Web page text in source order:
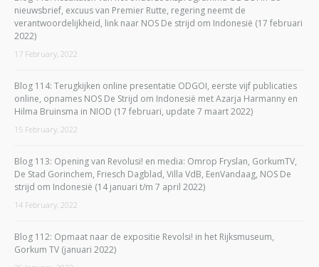
nieuwsbrief, excuus van Premier Rutte, regering neemt de
verantwoordelijkheid, link naar NOS De strijd om Indonesië (17 februari
2022)
17 February, 2022
Blog 114: Terugkijken online presentatie ODGOI, eerste vijf publicaties
online, opnames NOS De Strijd om Indonesië met Azarja Harmanny en
Hilma Bruinsma in NIOD (17 februari, update 7 maart 2022)
15 February, 2022
Blog 113: Opening van Revolusi! en media: Omrop Fryslan, GorkumTV,
De Stad Gorinchem, Friesch Dagblad, Villa VdB, EenVandaag, NOS De
strijd om Indonesië (14 januari t/m 7 april 2022)
14 February, 2022
Blog 112: Opmaat naar de expositie Revolsi! in het Rijksmuseum,
Gorkum TV (januari 2022)